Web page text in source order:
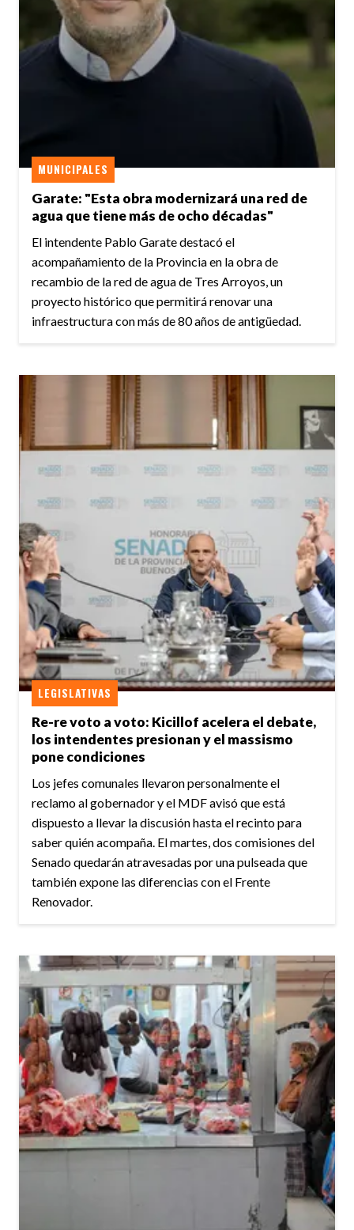
Garate: "Esta obra modernizará una red de
agua que tiene más de ocho décadas"
MUNICIPALES
El intendente Pablo Garate destacó el
acompañamiento de la Provincia en la obra de
recambio de la red de agua de Tres Arroyos, un
proyecto histórico que permitirá renovar una
infraestructura con más de 80 años de antigüedad.
Re-re voto a voto: Kicillof acelera el debate,
los intendentes presionan y el massismo
pone condiciones
LEGISLATIVAS
Los jefes comunales llevaron personalmente el
reclamo al gobernador y el MDF avisó que está
dispuesto a llevar la discusión hasta el recinto para
saber quién acompaña. El martes, dos comisiones del
Senado quedarán atravesadas por una pulseada que
también expone las diferencias con el Frente
Renovador.